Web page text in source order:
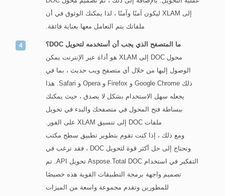
إلى XLAM ليكون آمنًا وآمنًا ، لذا يمكنك الوثوق في أن
ملفاتك يتم التعامل معها بعناية فائقة.
ما المتصفح الذي يجب أن أستخدمه لتحويل DOC؟
محول DOC إلى XLAM هو أداة عبر الإنترنت يمكن
الوصول إليها من خلال أي متصفح ويب حديث ، بما في
ذلك Google Chrome و Firefox و Opera و Safari. هذا
يجعله سهل الاستخدام بشكل لا يصدق ، حيث يمكنك
ببساطة فتح المحول في متصفحك والبدء في تحويل
ملفات DOC إلى تنسيق XLAM على الفور.
ومع ذلك ، إذا كنت تقوم بتطوير تطبيق سطح مكتب
وتحتاج إلى حل أكثر قوة لتحويل DOC ، فقد ترغب في
التفكير في استخدام Aspose.Total DOC تحويل API. تم
تصميم واجهة برمجة التطبيقات القوية هذه خصيصًا
للمطورين وتقدم مجموعة واسعة من الميزات